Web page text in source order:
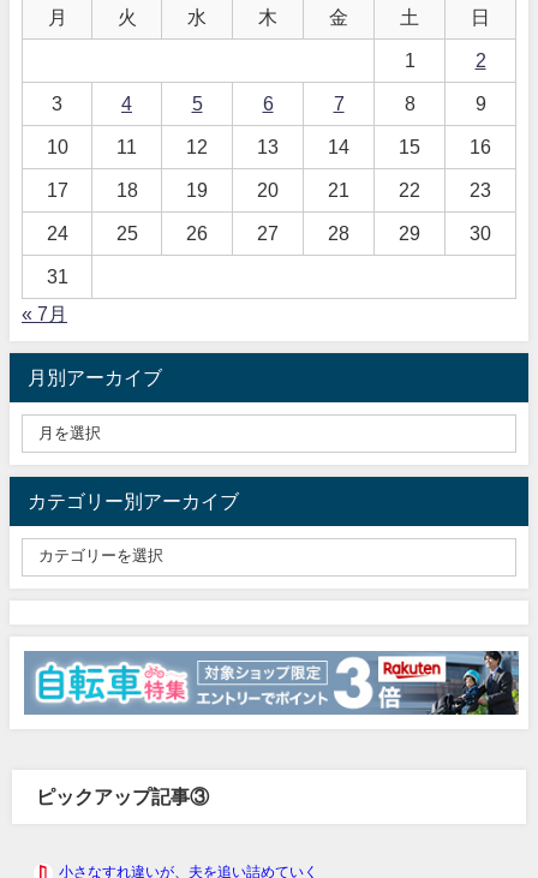
月 火 水 木 金 土 日
1 2
3 4 5 6 7 8 9
10 11 12 13 14 15 16
17 18 19 20 21 22 23
24 25 26 27 28 29 30
31
« 7月
月別アーカイブ
カテゴリー別アーカイブ
ピックアップ記事③